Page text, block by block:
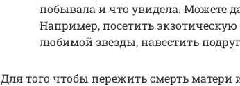
побывала и что увидела. Можете
Например, посетить
любимой звезды, навестить
Для того чтобы пережить смерть матери